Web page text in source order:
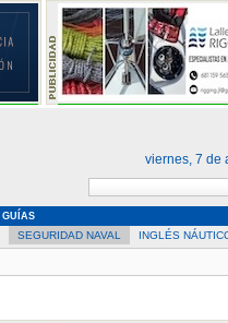
viernes, 7 de
GUÍAS
SEGURIDAD NAVAL INGLÉS